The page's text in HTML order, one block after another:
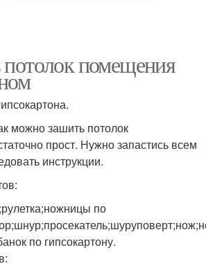
помещения
можно зашить потолок
прост. Нужно запастись всем
инструкции.
по
по гипсокартону.